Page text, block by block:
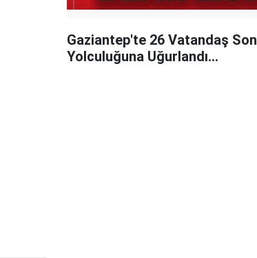
Gaziantep'te 26 Vatandaş Son
Yolculuğuna Uğurlandı...